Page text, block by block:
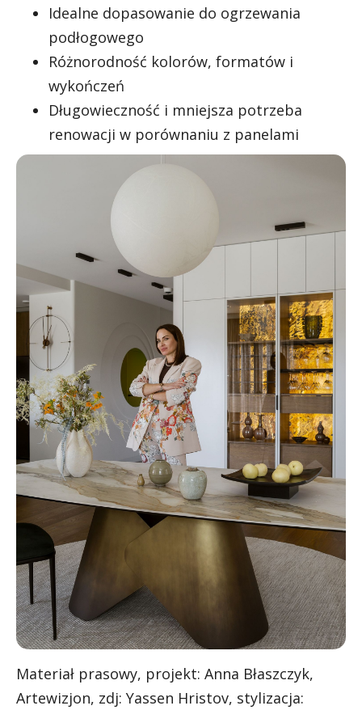
Idealne dopasowanie do ogrzewania
podłogowego
Różnorodność kolorów, formatów i
wykończeń
Długowieczność i mniejsza potrzeba
renowacji w porównaniu z panelami
Materiał prasowy, projekt: Anna Błaszczyk,
Artewizjon, zdj: Yassen Hristov, stylizacja: